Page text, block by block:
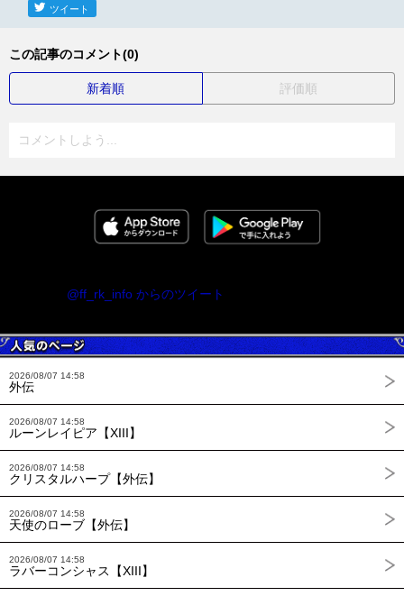
ツイート
この記事のコメント(0)
新着順 評価順
コメントしよう...
@ff_rk_info からのツイート
2026/08/07 14:58
外伝
2026/08/07 14:58
ルーンレイピア【XIII】
2026/08/07 14:58
クリスタルハープ【外伝】
2026/08/07 14:58
天使のローブ【外伝】
2026/08/07 14:58
ラバーコンシャス【XIII】